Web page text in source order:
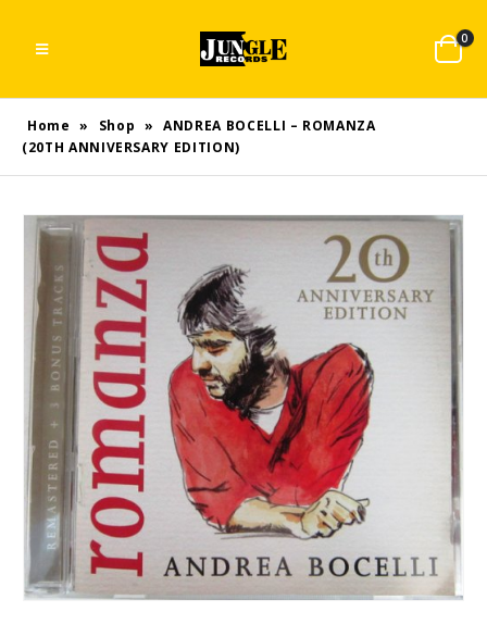
0
Home » Shop » ANDREA BOCELLI – ROMANZA
(20TH ANNIVERSARY EDITION)